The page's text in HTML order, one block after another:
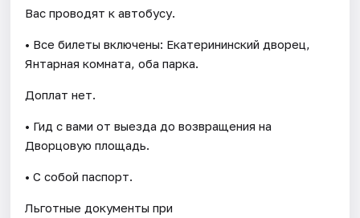
Вас проводят к автобусу.
• Все билеты включены: Екатерининский дворец,
Янтарная комната, оба парка.
Доплат нет.
• Гид с вами от выезда до возвращения на
Дворцовую площадь.
• С собой паспорт.
Льготные документы при